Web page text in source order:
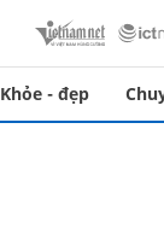
Khỏe - đẹp